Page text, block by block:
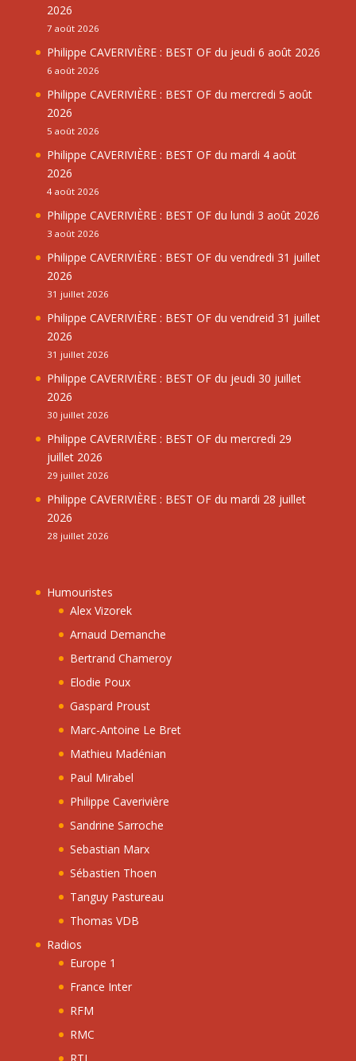
2026
7 août 2026
Philippe CAVERIVIÈRE : BEST OF du jeudi 6 août 2026
6 août 2026
Philippe CAVERIVIÈRE : BEST OF du mercredi 5 août
2026
5 août 2026
Philippe CAVERIVIÈRE : BEST OF du mardi 4 août
2026
4 août 2026
Philippe CAVERIVIÈRE : BEST OF du lundi 3 août 2026
3 août 2026
Philippe CAVERIVIÈRE : BEST OF du vendredi 31 juillet
2026
31 juillet 2026
Philippe CAVERIVIÈRE : BEST OF du vendreid 31 juillet
2026
31 juillet 2026
Philippe CAVERIVIÈRE : BEST OF du jeudi 30 juillet
2026
30 juillet 2026
Philippe CAVERIVIÈRE : BEST OF du mercredi 29
juillet 2026
29 juillet 2026
Philippe CAVERIVIÈRE : BEST OF du mardi 28 juillet
2026
28 juillet 2026
Humouristes
Alex Vizorek
Arnaud Demanche
Bertrand Chameroy
Elodie Poux
Gaspard Proust
Marc-Antoine Le Bret
Mathieu Madénian
Paul Mirabel
Philippe Caverivière
Sandrine Sarroche
Sebastian Marx
Sébastien Thoen
Tanguy Pastureau
Thomas VDB
Radios
Europe 1
France Inter
RFM
RMC